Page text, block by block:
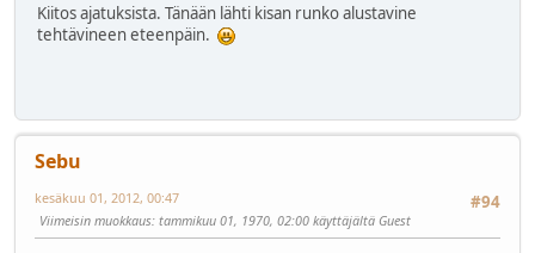
Kiitos ajatuksista. Tänään lähti kisan runko alustavine
tehtävineen eteenpäin.
Sebu
#94
kesäkuu 01, 2012, 00:47
Viimeisin muokkaus: tammikuu 01, 1970, 02:00 käyttäjältä Guest